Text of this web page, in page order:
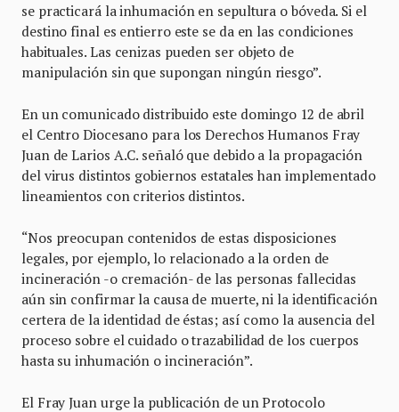
se practicará la inhumación en sepultura o bóveda. Si el
destino final es entierro este se da en las condiciones
habituales. Las cenizas pueden ser objeto de
manipulación sin que supongan ningún riesgo”.
En un comunicado distribuido este domingo 12 de abril
el Centro Diocesano para los Derechos Humanos Fray
Juan de Larios A.C. señaló que debido a la propagación
del virus distintos gobiernos estatales han implementado
lineamientos con criterios distintos.
“Nos preocupan contenidos de estas disposiciones
legales, por ejemplo, lo relacionado a la orden de
incineración -o cremación- de las personas fallecidas
aún sin confirmar la causa de muerte, ni la identificación
certera de la identidad de éstas; así como la ausencia del
proceso sobre el cuidado o trazabilidad de los cuerpos
hasta su inhumación o incineración”.
El Fray Juan urge la publicación de un Protocolo